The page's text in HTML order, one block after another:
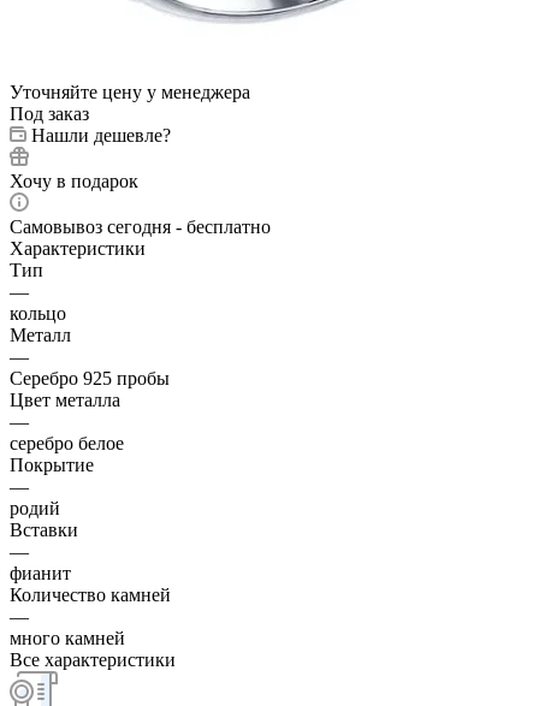
Уточняйте цену у менеджера
Под заказ
Нашли дешевле?
Хочу в подарок
Самовывоз сегодня - бесплатно
Характеристики
Тип
—
кольцо
Металл
—
Серебро 925 пробы
Цвет металла
—
серебро белое
Покрытие
—
родий
Вставки
—
фианит
Количество камней
—
много камней
Все характеристики